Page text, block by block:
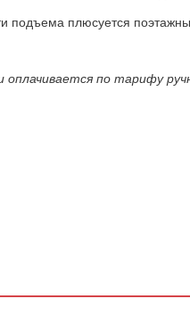
подъема плюсуется
оплачивается по тарифу